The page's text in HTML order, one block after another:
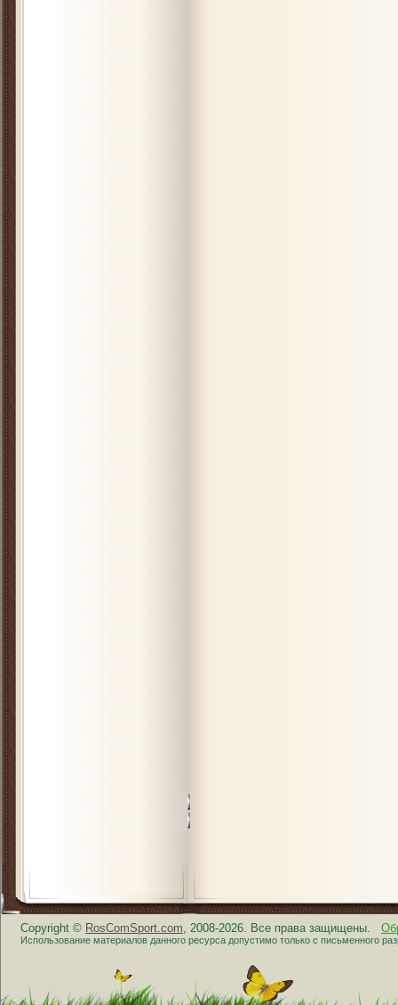
Copyright © RosComSport.com, 2008-2026. Все права защищены.
Использование материалов данного ресурса допустимо только с письменного